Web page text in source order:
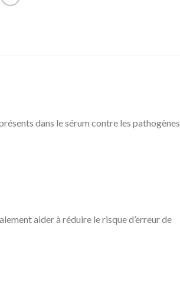
dans le sérum contre les pathogènes
aider à réduire le risque d’erreur de